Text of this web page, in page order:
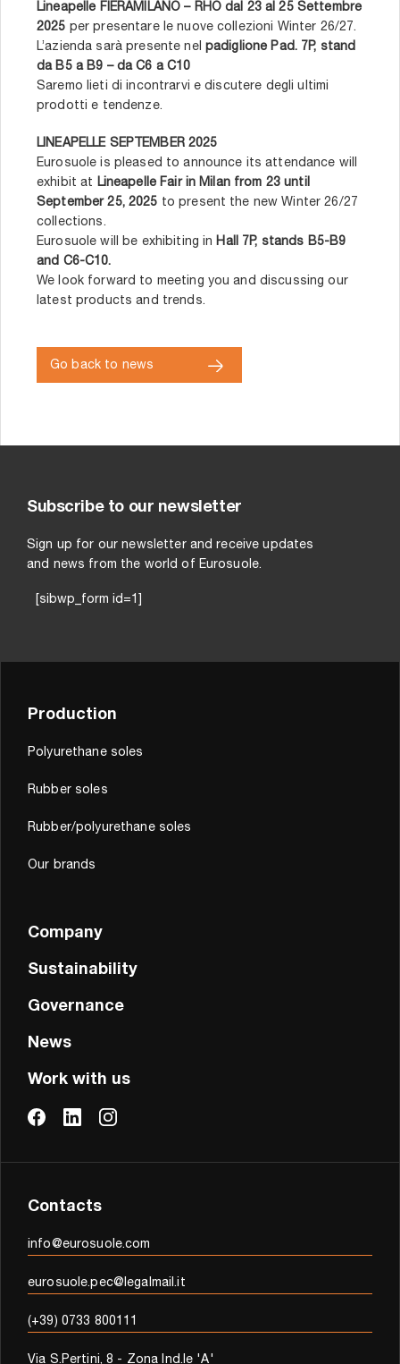
Lineapelle FIERAMILANO – RHO dal 23 al 25 Settembre
2025 per presentare le nuove collezioni Winter 26/27.
L’azienda sarà presente nel padiglione Pad. 7P, stand
da B5 a B9 – da C6 a C10
Saremo lieti di incontrarvi e discutere degli ultimi
prodotti e tendenze.
LINEAPELLE SEPTEMBER 2025
Eurosuole is pleased to announce its attendance will
exhibit at Lineapelle Fair in Milan from 23 until
September 25, 2025 to present the new Winter 26/27
collections.
Eurosuole will be exhibiting inHall 7P, stands B5-B9
and C6-C10.
We look forward to meeting you and discussing our
latest products and trends.
Go back to news
Subscribe to our newsletter
Sign up for our newsletter and receive updates
and news from the world of Eurosuole.
[sibwp_form id=1]
Production
Polyurethane soles
Rubber soles
Rubber/polyurethane soles
Our brands
Company
Sustainability
Governance
News
Work with us
Contacts
info@eurosuole.com
eurosuole.pec@legalmail.it
(+39) 0733 800111
Via S.Pertini, 8 - Zona Ind.le 'A'